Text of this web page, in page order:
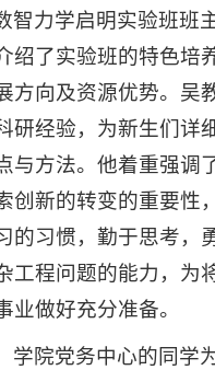
智力学启明实验班班
绍了实验班的特色培
方向及资源优势。吴
研经验，为新生们详
与方法。他着重强调
创新的转变的重要性
的习惯，勤于思考，
工程问题的能力，为
业做好充分准备。
学院党务中心的同学